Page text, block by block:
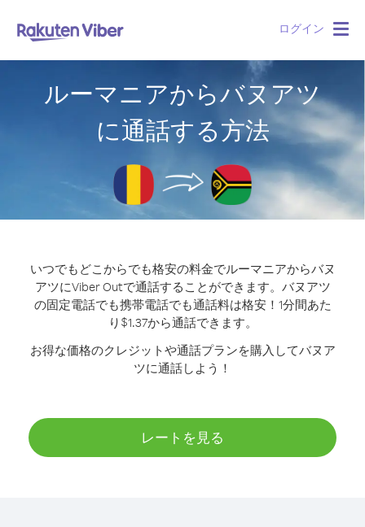
ログイン
ルーマニアからバヌアツ
に通話する方法
いつでもどこからでも格安の料金でルーマニアからバヌ
アツにViber Outで通話することができます。 バヌアツ
の固定電話でも携帯電話でも通話料は格安！1分間あた
り$1.37から通話できます。
お得な価格のクレジットや通話プランを購入してバヌア
ツに通話しよう！
レートを見る